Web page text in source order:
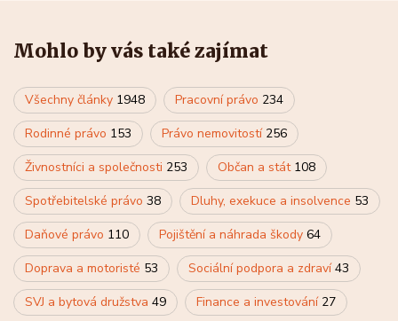
Mohlo by vás také zajímat
Všechny články 1948 Pracovní právo 234
Rodinné právo 153 Právo nemovitostí 256
Živnostníci a společnosti 253 Občan a stát 108
Spotřebitelské právo 38 Dluhy, exekuce a insolvence 53
Daňové právo 110 Pojištění a náhrada škody 64
Doprava a motoristé 53 Sociální podpora a zdraví43
SVJ a bytová družstva 49 Finance a investování 27